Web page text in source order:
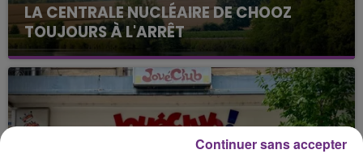
LA CENTRALE NUCLÉAIRE DE CHOOZ
TOUJOURS À L'ARRÊT
Cela fait déjà une semaine que la centrale
nucléaire ardennaise est à l'arrêt. Une situation
justifiée par la sécheresse intense qui est toujours
présente.
Continuer sans accepter